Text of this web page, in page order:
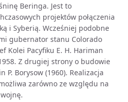
Beringa. Jest to
projektów połączenia
i Syberią. Wcześniej podobne
gubernator stanu Colorado
Kolei Pacyfiku E. H. Hariman
Z drugiej strony o budowie
P. Borysow (1960). Realizacja
zarówno ze względu na